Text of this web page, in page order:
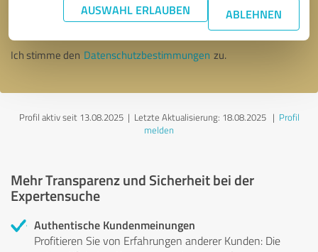
AUSWAHL ERLAUBEN ABLEHNEN
Nachricht senden
Ich stimme den Datenschutzbestimmungen zu.
Profil aktiv seit 13.08.2025 | Letzte Aktualisierung: 18.08.2025| Profil
melden
Mehr Transparenz und Sicherheit bei der
Expertensuche
Authentische Kundenmeinungen
Profitieren Sie von Erfahrungen anderer Kunden: Die